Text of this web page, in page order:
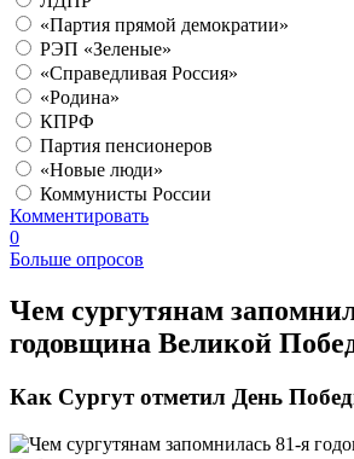
«Партия прямой демократии»
РЭП «Зеленые»
«Справедливая Россия»
«Родина»
КПРФ
Партия пенсионеров
«Новые люди»
Коммунисты России
Комментировать
0
Больше опросов
Чем сургутянам
годовщина Великой
Как Сургут отметил День